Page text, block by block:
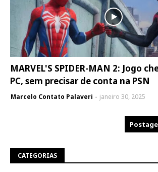
MARVEL'S SPIDER-MAN 2: Jogo
PC, sem precisar de conta na PSN
Marcelo Contato Palaveri janeiro 30, 2025
CATEGORIAS